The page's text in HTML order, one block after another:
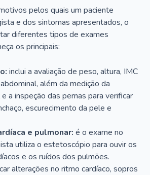
pelos quais um paciente
e dos sintomas apresentados, o
diferentes tipos de exames
os principais:
inclui a avaliação de peso, altura, IMC
além da medição da
a inspeção das pernas para verificar
escurecimento da pele e
e pulmonar: é o exame no
utiliza o estetoscópio para ouvir os
e os ruídos dos pulmões.
alterações no ritmo cardíaco, sopros